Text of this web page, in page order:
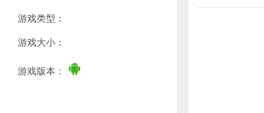
游戏类型：
游戏大小：
游戏版本： 